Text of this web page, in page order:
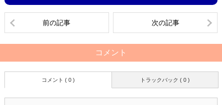
前の記事 次の記事
コメント
トラックバック ( 0 )
コメント ( 0 )